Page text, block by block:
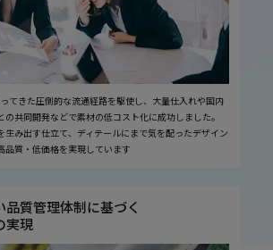
てきた圧倒的な流通経路を駆使し、大量仕入れや国内
共同開発などで素材の低コスト化に成功しました。
生み出す仕立て、ディテールにまで気を配ったデザイン
品質・低価格を実現しています
品質管理体制に基づく
実現